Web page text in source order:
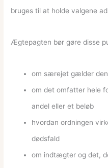
bruges til at holde valgene
Ægtepagten bør gøre disse
om særejet gælder
om det omfatter hele
andel eller et beløb
hvordan ordningen
dødsfald
om indtægter og det,